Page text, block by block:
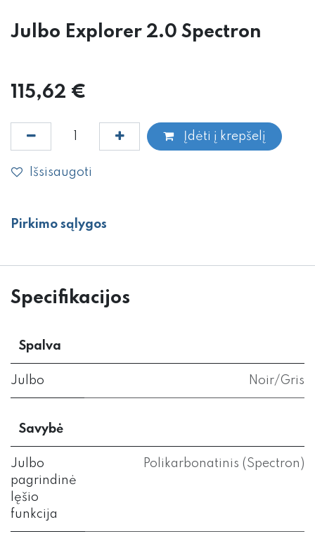
Julbo Explorer 2.0 Spectron
115,62 €
Įdėti į krepšelį
Išsisaugoti
Pirkimo sąlygos
Specifikacijos
Spalva
Julbo Noir/Gris
Savybė
Julbo
pagrindinė
lęšio
funkcija
Polikarbonatinis (Spectron)